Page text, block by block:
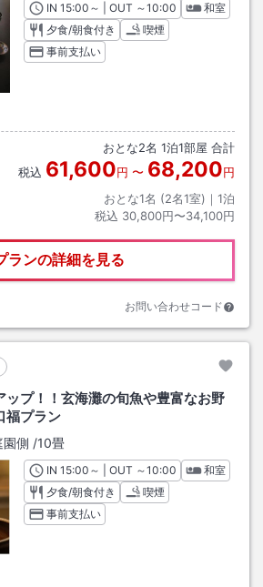
INチェックイン
15:00 ～ | OUT チェックアウト
～10:00
和室
夕食/朝食付き
喫煙
事前支払い
おとな2名 1泊1部屋 合計
税込 61,600円 〜 68,200円
おとな1名 (2名1室)｜ 1泊
税込 30,800円〜34,100円
ランの詳細を見る
お問い合わせコード
ップ！！玄海灘の旬魚や豊富なお野
福プラン
園側 /10畳
INチェックイン
15:00 ～ | OUT チェックアウト
～10:00
和室
夕食/朝食付き
喫煙
事前支払い